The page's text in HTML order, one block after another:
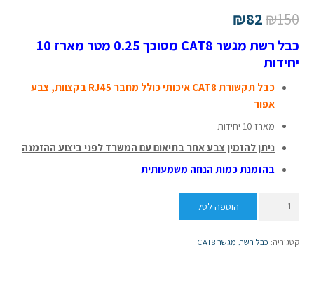
₪150
₪82
כבל רשת מגשר CAT8 מסוכך 0.25 מטר מארז 10
יחידות
כב
ל תקשורת CAT8 איכותי כולל מחבר RJ45 בקצוות, צבע
אפור
מארז 10 יחידות
ניתן להזמין צבע אחר בתיאום עם המשרד לפני ביצוע ההזמנה
בהזמנת כמות הנחה משמעותית
כמות
רשת
הוספה לסל
קטגוריה: כבל רשת מגשר CAT8